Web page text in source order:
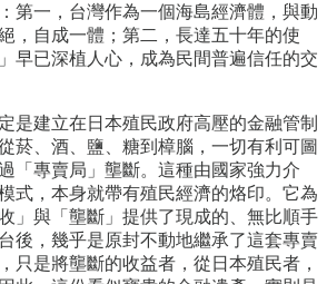
第一，台灣作為一個海島經濟體，與動
，自成一體；第二，長達五十年的使
早已深植人心，成為民間普遍信任的交
是建立在日本殖民政府高壓的金融管制
菸、酒、鹽、糖到樟腦，一切有利可圖
「專賣局」壟斷。這種由國家強力介
式，本身就帶有殖民經濟的烙印。它為
」與「壟斷」提供了現成的、無比順手
後，幾乎是原封不動地繼承了這套專賣
只是將壟斷的收益者，從日本殖民者，